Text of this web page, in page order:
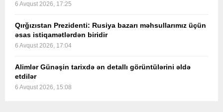
6 Avqust 2026, 17:25
Qırğızıstan Prezidenti: Rusiya bazarı məhsullarımız üçün
əsas istiqamətlərdən biridir
6 Avqust 2026, 17:04
Alimlər Günəşin tarixdə ən detallı görüntülərini əldə
etdilər
6 Avqust 2026, 15:08